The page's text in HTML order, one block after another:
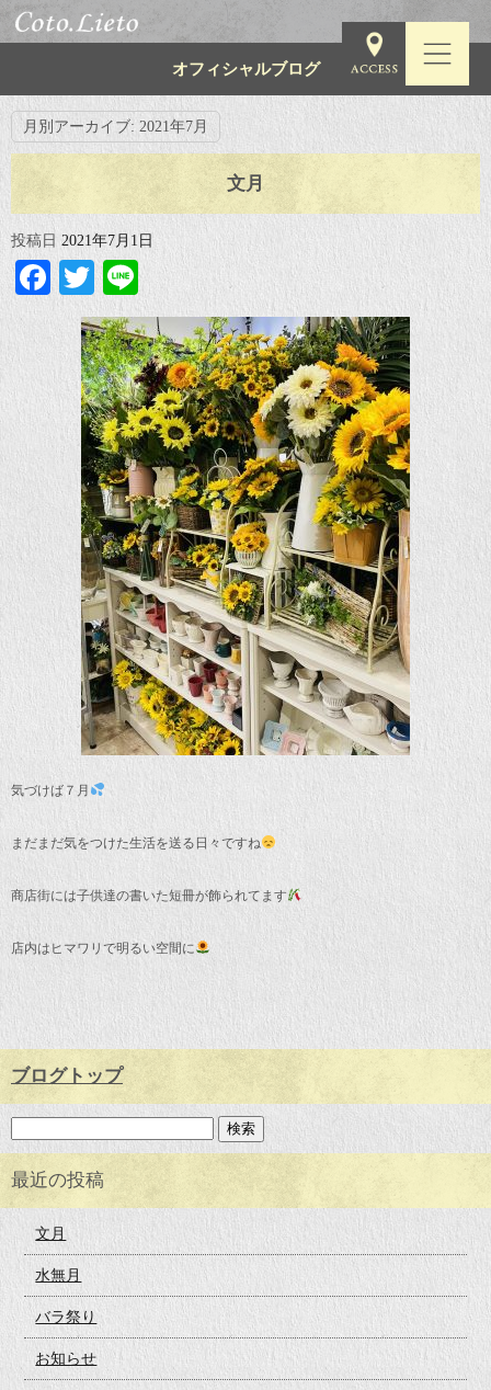
オフィシャルブログ
月別アーカイブ: 2021年7月
文月
投稿日 2021年7月1日
Facebook
Twitter
Line
気づけば７月
まだまだ気をつけた生活を送る日々ですね
商店街には子供達の書いた短冊が飾られてます
店内はヒマワリで明るい空間に
ブログトップ
最近の投稿
文月
水無月
バラ祭り
お知らせ